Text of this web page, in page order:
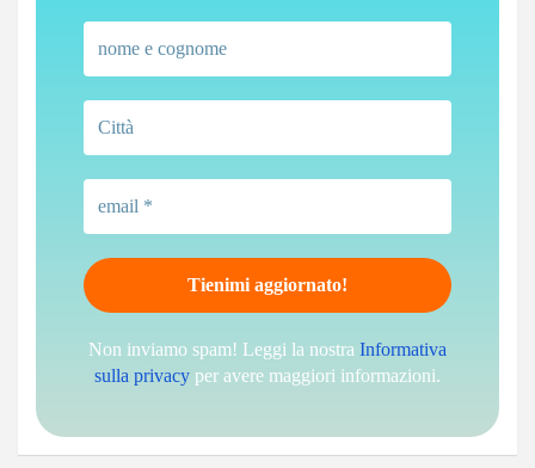
Non inviamo spam! Leggi la nostra Informativa
sulla privacy per avere maggiori informazioni.